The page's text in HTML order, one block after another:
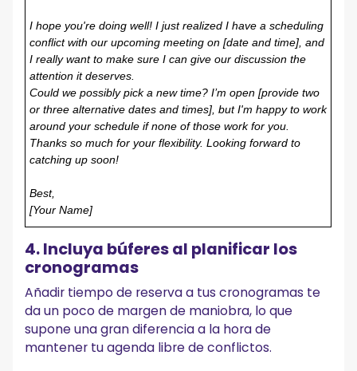
I hope you're doing well! I just realized I have a scheduling
conflict with our upcoming meeting on [date and time], and
I really want to make sure I can give our discussion the
attention it deserves.
Could we possibly pick a new time? I’m open [provide two
or three alternative dates and times], but I'm happy to work
around your schedule if none of those work for you.
Thanks so much for your flexibility. Looking forward to
catching up soon!
Best,
[Your Name]
4. Incluya búferes al planificar los
cronogramas
Añadir tiempo de reserva a tus cronogramas te
da un poco de margen de maniobra, lo que
supone una gran diferencia a la hora de
mantener tu agenda libre de conflictos.